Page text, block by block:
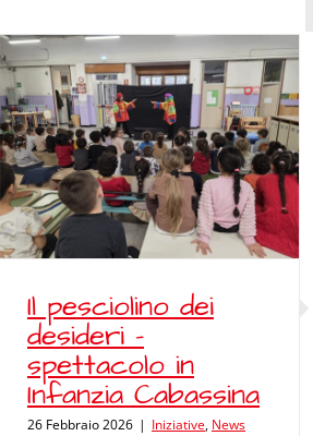
Il pesciolino dei
desideri –
spettacolo in
Infanzia Cabassina
26 Febbraio 2026 | Iniziative, News